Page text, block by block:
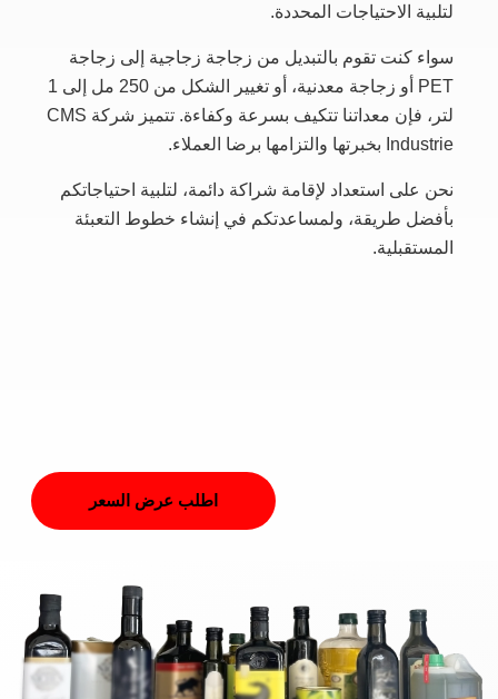
لتلبية الاحتياجات المحددة.
سواء كنت تقوم بالتبديل من زجاجة زجاجية إلى زجاجة
PET أو زجاجة معدنية، أو تغيير الشكل من 250 مل إلى 1
لتر، فإن معداتنا تتكيف بسرعة وكفاءة. تتميز شركة CMS
Industrie بخبرتها والتزامها برضا العملاء.
نحن على استعداد لإقامة شراكة دائمة، لتلبية احتياجاتكم
بأفضل طريقة، ولمساعدتكم في إنشاء خطوط التعبئة
المستقبلية.
اطلب عرض السعر